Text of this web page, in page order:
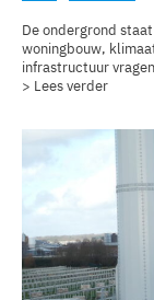
De ondergrond
woningbouw,
infrastructuur
> Lees verder